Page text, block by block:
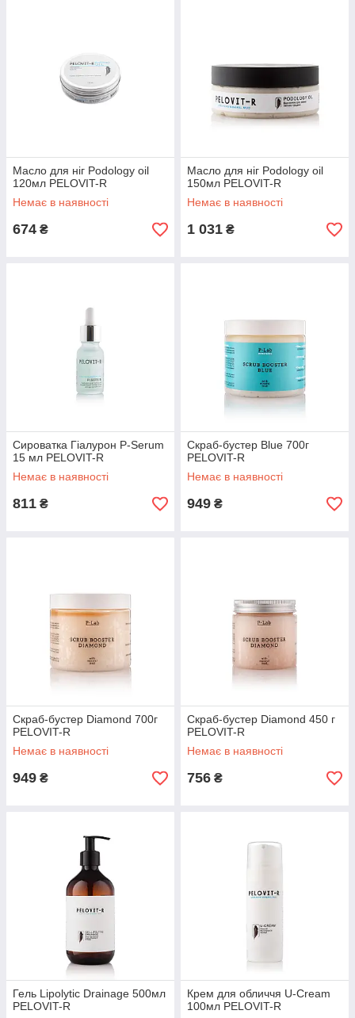
Масло для ніг Podology oil
120мл PELOVIT-R
Немає в наявності
674 ₴
Масло для ніг Podology oil
150мл PELOVIT-R
Немає в наявності
1 031 ₴
Сироватка Гіалурон P-Serum
15 мл PELOVIT-R
Немає в наявності
811 ₴
Скраб-бустер Blue 700г
PELOVIT-R
Немає в наявності
949 ₴
Скраб-бустер Diamond 700г
PELOVIT-R
Немає в наявності
949 ₴
Скраб-бустер Diamond 450 г
PELOVIT-R
Немає в наявності
756 ₴
Гель Lipolytic Drainage 500мл
PELOVIT-R
Крем для обличчя U-Cream
100мл PELOVIT-R